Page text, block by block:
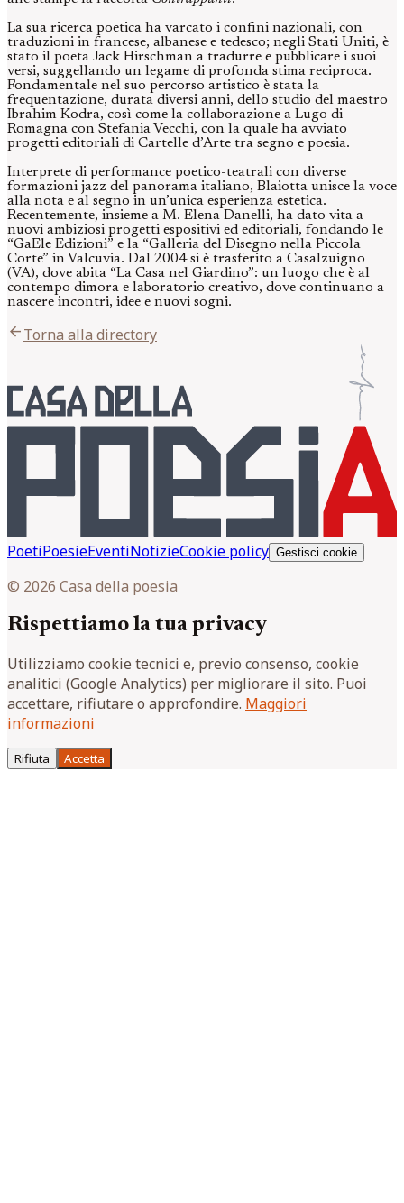
La sua ricerca poetica ha varcato i confini nazionali, con
traduzioni in francese, albanese e tedesco; negli Stati Uniti, è
stato il poeta Jack Hirschman a tradurre e pubblicare i suoi
versi, suggellando un legame di profonda stima reciproca.
Fondamentale nel suo percorso artistico è stata la
frequentazione, durata diversi anni, dello studio del maestro
Ibrahim Kodra, così come la collaborazione a Lugo di
Romagna con Stefania Vecchi, con la quale ha avviato
progetti editoriali di Cartelle d’Arte tra segno e poesia.
Interprete di performance poetico-teatrali con diverse
formazioni jazz del panorama italiano, Blaiotta unisce la voce
alla nota e al segno in un’unica esperienza estetica.
Recentemente, insieme a M. Elena Danelli, ha dato vita a
nuovi ambiziosi progetti espositivi ed editoriali, fondando le
“GaEle Edizioni” e la “Galleria del Disegno nella Piccola
Corte” in Valcuvia. Dal 2004 si è trasferito a Casalzuigno
(VA), dove abita “La Casa nel Giardino”: un luogo che è al
contempo dimora e laboratorio creativo, dove continuano a
nascere incontri, idee e nuovi sogni.
arrow_backTorna alla directory
PoetiPoesieEventiNotizieCookie policy Gestisci cookie
© 2026 Casa della poesia
Rispettiamo la tua privacy
Utilizziamo cookie tecnici e, previo consenso, cookie
analitici (Google Analytics) per migliorare il sito. Puoi
accettare, rifiutare o approfondire. Maggiori
informazioni
Rifiuta Accetta